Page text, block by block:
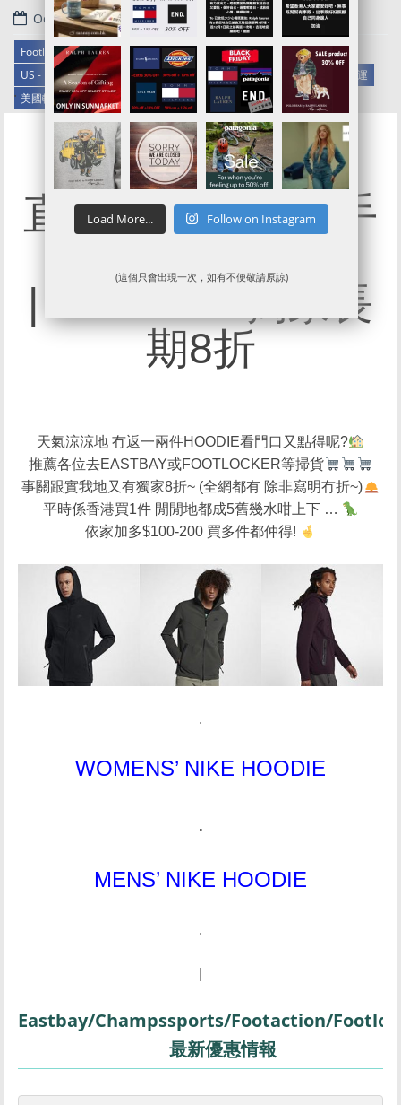
October 30, 2018
Footlocker官網代購/代運/集運服務指南 | 獨家85折代購優惠中
US - Eastbay/Champ/Footlocker/Footaction
美國代購代運
美國代運
美國轉運
.
直擊半價$327入手
| EASTBAY獨家長
期8折
天氣涼涼地 冇返一兩件HOODIE看門口又點得呢?
推薦各位去EASTBAY或FOOTLOCKER等掃貨
事關跟實我地又有獨家8折~ (全網都有 除非寫明冇折~)
平時係香港買1件 閒閒地都成5舊幾水咁上下 …
依家加多$100-200 買多件都仲得!
.
WOMENS’ NIKE HOODIE
.
MENS’ NIKE HOODIE
.
Eastbay/Champssports/Footaction/
最新優惠情報
Load More... Follow on Instagram
(這個只會出現一次，如有不便敬請原諒)